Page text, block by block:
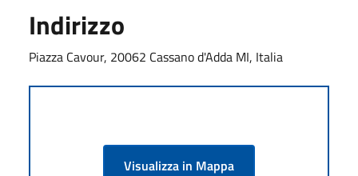
Indirizzo
Piazza Cavour, 20062 Cassano d'Adda MI, Italia
Visualizza in Mappa